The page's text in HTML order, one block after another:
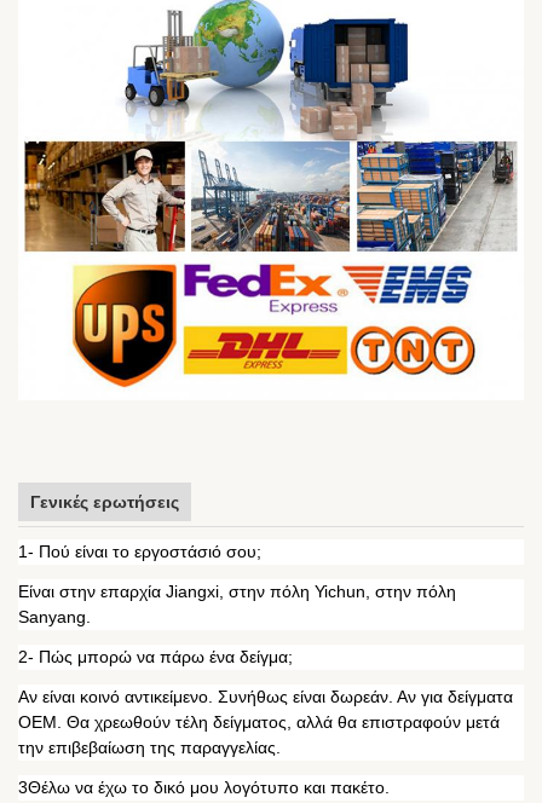
Γενικές ερωτήσεις
1- Πού είναι το εργοστάσιό σου;
Είναι στην επαρχία Jiangxi, στην πόλη Yichun, στην πόλη
Sanyang.
2- Πώς μπορώ να πάρω ένα δείγμα;
Αν είναι κοινό αντικείμενο. Συνήθως είναι δωρεάν. Αν για δείγματα
OEM. Θα χρεωθούν τέλη δείγματος, αλλά θα επιστραφούν μετά
την επιβεβαίωση της παραγγελίας.
3Θέλω να έχω το δικό μου λογότυπο και πακέτο.